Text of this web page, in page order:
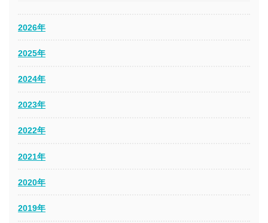
2026年
2025年
2024年
2023年
2022年
2021年
2020年
2019年